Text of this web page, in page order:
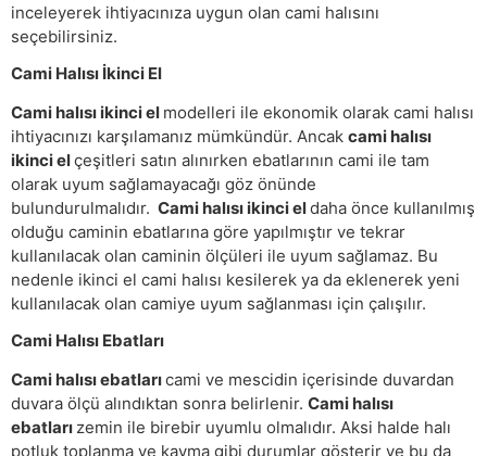
inceleyerek ihtiyacınıza uygun olan cami halısını
seçebilirsiniz.
Cami Halısı İkinci El
Cami halısı ikinci el modelleri ile ekonomik olarak cami halısı
ihtiyacınızı karşılamanız mümkündür. Ancak cami halısı
ikinci elçeşitleri satın alınırken ebatlarının cami ile tam
olarak uyum sağlamayacağı göz önünde
bulundurulmalıdır. Cami halısı ikinci eldaha önce kullanılmış
olduğu caminin ebatlarına göre yapılmıştır ve tekrar
kullanılacak olan caminin ölçüleri ile uyum sağlamaz. Bu
nedenle ikinci el cami halısı kesilerek ya da eklenerek yeni
kullanılacak olan camiye uyum sağlanması için çalışılır.
Cami Halısı Ebatları
Cami halısı ebatlarıcami ve mescidin içerisinde duvardan
duvara ölçü alındıktan sonra belirlenir. Cami halısı
ebatları zemin ile birebir uyumlu olmalıdır. Aksi halde halı
potluk toplanma ve kayma gibi durumlar gösterir ve bu da